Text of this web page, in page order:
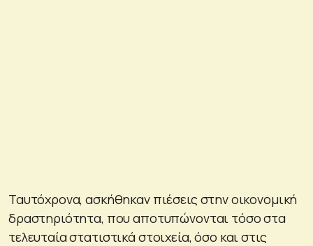
Ταυτόχρονα, ασκήθηκαν πιέσεις στην οικονομική
δραστηριότητα, που αποτυπώνονται τόσο στα
τελευταία στατιστικά στοιχεία, όσο και στις